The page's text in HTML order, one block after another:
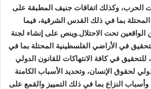
الحرب، وكذلك اتفاقات جنيف المطبقة على
بما في ذلك القدس الشرقية، فيما
الواقعين تحت الاحتلال.وينص على إنشاء لجنة
في الأراضي الفلسطينية المحتلة بما في
في كافة الانتهاكات للقانون الدولي
لحقوق الإنسان، وتحديد الأسباب الكامنة
وأسباب النزاع بما في ذلك التمييز والقمع على